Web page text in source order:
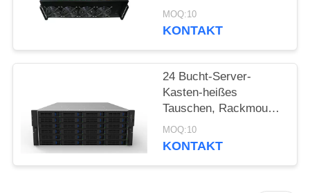
Bergbauserver-8GPU
Bergbau Rig Ethereum
MOQ:10
KONTAKT
24 Bucht-Server-
Kasten-heißes
Tauschen, Rackmount
Kasten des Server-4U
mit 24 Heiß-
MOQ:10
KONTAKT